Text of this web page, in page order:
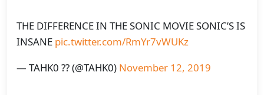
THE DIFFERENCE IN THE SONIC MOVIE SONIC’S IS
INSANE pic.twitter.com/RmYr7vWUKz
— TAHK0 ?? (@TAHK0) November 12, 2019